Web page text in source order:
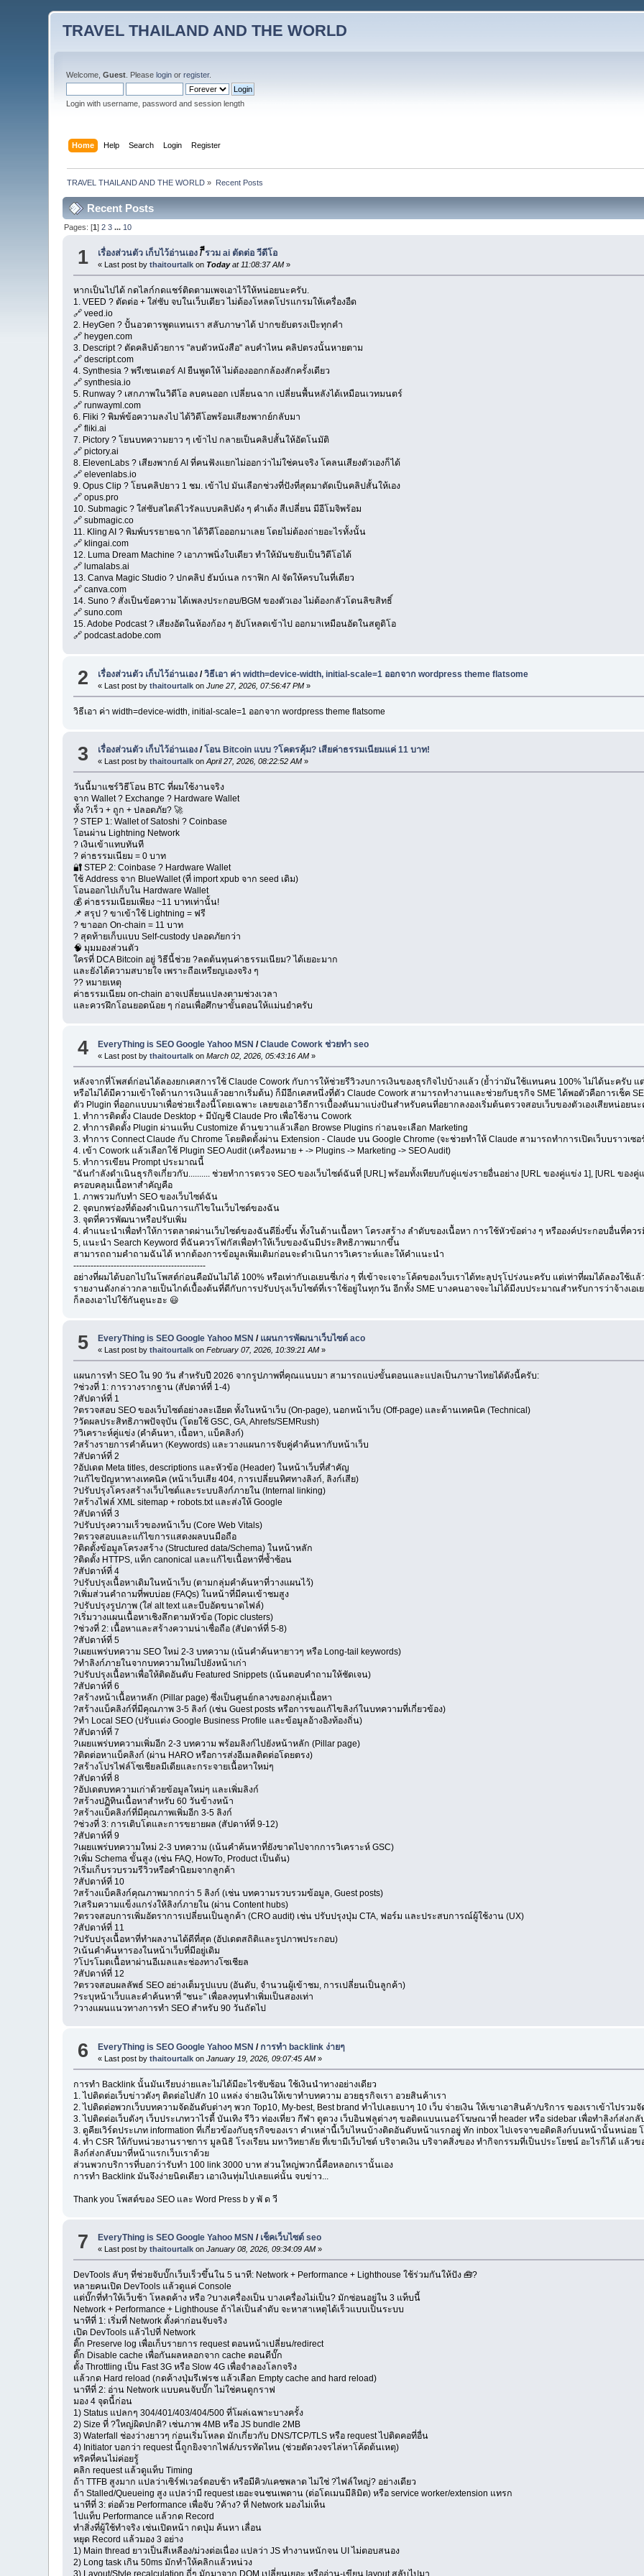
TRAVEL THAILAND AND THE WORLD
Welcome,Guest . Pleaselogin orregister.
Login with username, password and session length
Home Help Search Login Register
TRAVEL THAILAND AND THE WORLD » Recent Posts
Recent Posts
Pages: [1]2 3 ... 10
1 เรื่องส่วนตัว เก็บไว้อ่านเอง /ีีรวม ai ตัดต่อ วีดีโอ
« Last post bythaitourtalk on Todayat 11:08:37 AM »
หากเป็นไปได้ กดไลก์กดแชร์ติดตามเพจเอาไว้ให้หน่อยนะครับ.
1. VEED ? ตัดต่อ + ใส่ซับ จบในเว็บเดียว ไม่ต้องโหลดโปรแกรมให้เครื่องอืด
🔗 veed.io
2. HeyGen ? ปั้นอวตารพูดแทนเรา สลับภาษาได้ ปากขยับตรงเป๊ะทุกคำ
🔗 heygen.com
3. Descript ? ตัดคลิปด้วยการ "ลบตัวหนังสือ" ลบคำไหน คลิปตรงนั้นหายตาม
🔗 descript.com
4. Synthesia ? พรีเซนเตอร์ AI ยืนพูดให้ ไม่ต้องออกกล้องสักครั้งเดียว
🔗 synthesia.io
5. Runway ? เสกภาพในวิดีโอ ลบคนออก เปลี่ยนฉาก เปลี่ยนพื้นหลังได้เหมือนเวทมนตร์
🔗 runwayml.com
6. Fliki ? พิมพ์ข้อความลงไป ได้วิดีโอพร้อมเสียงพากย์กลับมา
🔗 fliki.ai
7. Pictory ? โยนบทความยาว ๆ เข้าไป กลายเป็นคลิปสั้นให้อัตโนมัติ
🔗 pictory.ai
8. ElevenLabs ? เสียงพากย์ AI ที่คนฟังแยกไม่ออกว่าไม่ใช่คนจริง โคลนเสียงตัวเองก็ได้
🔗 elevenlabs.io
9. Opus Clip ? โยนคลิปยาว 1 ชม. เข้าไป มันเลือกช่วงที่ปังที่สุดมาตัดเป็นคลิปสั้นให้เอง
🔗 opus.pro
10. Submagic ? ใส่ซับสไตล์ไวรัลแบบคลิปดัง ๆ คำเด้ง สีเปลี่ยน มีอีโมจิพร้อม
🔗 submagic.co
11. Kling AI ? พิมพ์บรรยายฉาก ได้วิดีโอออกมาเลย โดยไม่ต้องถ่ายอะไรทั้งนั้น
🔗 klingai.com
12. Luma Dream Machine ? เอาภาพนิ่งใบเดียว ทำให้มันขยับเป็นวิดีโอได้
🔗 lumalabs.ai
13. Canva Magic Studio ? ปกคลิป ธัมบ์เนล กราฟิก AI จัดให้ครบในที่เดียว
🔗 canva.com
14. Suno ? สั่งเป็นข้อความ ได้เพลงประกอบ/BGM ของตัวเอง ไม่ต้องกลัวโดนลิขสิทธิ์
🔗 suno.com
15. Adobe Podcast ? เสียงอัดในห้องก้อง ๆ อัปโหลดเข้าไป ออกมาเหมือนอัดในสตูดิโอ
🔗 podcast.adobe.com
2 เรื่องส่วนตัว เก็บไว้อ่านเอง /วิธีเอา ค่า width=device-width, initial-scale=1 ออกจาก wordpress theme flatsome
« Last post bythaitourtalk on June 27, 2026, 07:56:47 PM »
วิธีเอา ค่า width=device-width, initial-scale=1 ออกจาก wordpress theme flatsome
3 เรื่องส่วนตัว เก็บไว้อ่านเอง /โอน Bitcoin แบบ ?โคตรคุ้ม? เสียค่าธรรมเนียมแค่ 11 บาท!
« Last post bythaitourtalk on April 27, 2026, 08:22:52 AM »
วันนี้มาแชร์วิธีโอน BTC ที่ผมใช้งานจริง
จาก Wallet ? Exchange ? Hardware Wallet
ทั้ง ?เร็ว + ถูก + ปลอดภัย? 🚀
? STEP 1: Wallet of Satoshi ? Coinbase
โอนผ่าน Lightning Network
? เงินเข้าแทบทันที
? ค่าธรรมเนียม = 0 บาท
🔐 STEP 2: Coinbase ? Hardware Wallet
ใช้ Address จาก BlueWallet (ที่ import xpub จาก seed เดิม)
โอนออกไปเก็บใน Hardware Wallet
💰 ค่าธรรมเนียมเพียง ~11 บาทเท่านั้น!
📌 สรุป ? ขาเข้าใช้ Lightning = ฟรี
? ขาออก On-chain = 11 บาท
? สุดท้ายเก็บแบบ Self-custody ปลอดภัยกว่า
🧠 มุมมองส่วนตัว
ใครที่ DCA Bitcoin อยู่ วิธีนี้ช่วย ?ลดต้นทุนค่าธรรมเนียม? ได้เยอะมาก
และยังได้ความสบายใจ เพราะถือเหรียญเองจริง ๆ
?? หมายเหตุ
ค่าธรรมเนียม on-chain อาจเปลี่ยนแปลงตามช่วงเวลา
และควรฝึกโอนยอดน้อย ๆ ก่อนเพื่อศึกษาขั้นตอนให้แม่นยำครับ
4 EveryThing is SEO Google Yahoo MSN /Claude Cowork ช่วยทำ seo
« Last post bythaitourtalk on March 02, 2026, 05:43:16 AM »
หลังจากที่โพสต์ก่อนได้ลองยกเคสการใช้ Claude Cowork กับการให้ช่วยรีวิวงบการเงินของธุรกิจไปบ้างแล้ว (ย้ำว่ามันใช้แทนคน 100% ไม่ได้นะครับ
หรือไม่ได้มีความเข้าใจด้านการเงินแล้วอยากเริ่มต้น) ก็มีอีกเคสหนึ่งที่ตัว Claude Cowork สามารถทำงานและช่วยกับธุรกิจ SME ได้พอตัวคือการเช็ค
ตัว Plugin ที่ออกแบบมาเพื่อช่วยเรื่องนี้โดยเฉพาะ เลยขอเอาวิธีการเบื้องตันมาแบ่งปันสำหรับคนที่อยากลงองเริ่มต้นตรวจสอบเว็บของตัวเองเสียหน่อยนะ
1. ทำการติดตั้ง Claude Desktop + มีบัญชี Claude Pro เพื่อใช้งาน Cowork
2. ทำการติดตั้ง Plugin ผ่านแท็บ Customize ด้านขวาแล้วเลือก Browse Plugins ก่าอนจะเลือก Marketing
3. ทำการ Connect Claude กับ Chrome โดยติดตั้งผ่าน Extension - Claude บน Google Chrome (จะช่วยทำให้ Claude สามารถทำการเปิดเว็บบราวเซ
4. เข้า Cowork แล้วเลือกใช้ Plugin SEO Audit (เครื่องหมาย + -> Plugins -> Marketing -> SEO Audit)
5. ทำการเขียน Prompt ประมาณนี้
"ฉันกำลังดำเนินธุรกิจเกี่ยวกับ.......... ช่วยทำการตรวจ SEO ของเว็บไซต์ฉันที่ [URL] พร้อมทั้งเทียบกับคู่แข่งรายอื่นอย่าง [URL ของคู่แข่ง 1], [URL ของ
ครอบคลุมเนื้อหาสำคัญคือ
1. ภาพรวมกับทำ SEO ของเว็บไซต์ฉัน
2. จุดบกพร่องที่ต้องดำเนินการแก้ไขในเว็บไซต์ของฉัน
3. จุดที่ควรพัฒนาหรือปรับเพิ่ม
4. คำแนะนำเพื่อทำให้การตลาดผ่านเว็บไซต์ของฉันดียิ่งขึ้น ทั้งในด้านเนื้อหา โครงสร้าง ลำดับของเนื้อหา การใช้หัวข้อต่าง ๆ หรือองค์ประกอบอื่นที่ควร
5, แนะนำ Search Keyword ที่ฉันควรโฟกัสเพื่อทำให้เว็บของฉันมีประสิทธิภาพมากขึ้น
สามารถถามคำถามฉันได้ หากต้องการข้อมูลเพิ่มเติมก่อนจะดำเนินการวิเคราะห์และให้คำแนะนำ
----------------------------------------------
อย่างที่ผมได้บอกไปในโพสต์ก่อนคือมันไม่ได้ 100% หรือเท่ากับเอเยนซี่เก่ง ๆ ที่เข้าจะเจาะโค้ดของเว็บเราได้ทะลุปรุโปร่งนะครับ แต่เท่าที่ผมได้ลองใ
รายงานดังกล่าวกลายเป็นไกด์เบื้องต้นที่ดีกับการปรับปรุงเว็บไซต์ที่เราใช้อยู่ในทุกวัน อีกทั้ง SME บางคนอาจจะไม่ได้มีงบประมาณสำหรับการว่าจ้างเอ
ก็ลองเอาไปใช้กันดูนะฮะ 😃
5 EveryThing is SEO Google Yahoo MSN / แผนการพัฒนาเว็บไซต์ aco
« Last post bythaitourtalk on February 07, 2026, 10:39:21 AM »
แผนการทำ SEO ใน 90 วัน สำหรับปี 2026 จากรูปภาพที่คุณแนบมา สามารถแบ่งขั้นตอนและแปลเป็นภาษาไทยได้ดังนี้ครับ:
?ช่วงที่ 1: การวางรากฐาน (สัปดาห์ที่ 1-4)
?สัปดาห์ที่ 1
?ตรวจสอบ SEO ของเว็บไซต์อย่างละเอียด ทั้งในหน้าเว็บ (On-page), นอกหน้าเว็บ (Off-page) และด้านเทคนิค (Technical)
?วัดผลประสิทธิภาพปัจจุบัน (โดยใช้ GSC, GA, Ahrefs/SEMRush)
?วิเคราะห์คู่แข่ง (คำค้นหา, เนื้อหา, แบ็คลิงก์)
?สร้างรายการคำค้นหา (Keywords) และวางแผนการจับคู่คำค้นหากับหน้าเว็บ
?สัปดาห์ที่ 2
?อัปเดต Meta titles, descriptions และหัวข้อ (Header) ในหน้าเว็บที่สำคัญ
?แก้ไขปัญหาทางเทคนิค (หน้าเว็บเสีย 404, การเปลี่ยนทิศทางลิงก์, ลิงก์เสีย)
?ปรับปรุงโครงสร้างเว็บไซต์และระบบลิงก์ภายใน (Internal linking)
?สร้างไฟล์ XML sitemap + robots.txt และส่งให้ Google
?สัปดาห์ที่ 3
?ปรับปรุงความเร็วของหน้าเว็บ (Core Web Vitals)
?ตรวจสอบและแก้ไขการแสดงผลบนมือถือ
?ติดตั้งข้อมูลโครงสร้าง (Structured data/Schema) ในหน้าหลัก
?ติดตั้ง HTTPS, แท็ก canonical และแก้ไขเนื้อหาที่ซ้ำซ้อน
?สัปดาห์ที่ 4
?ปรับปรุงเนื้อหาเดิมในหน้าเว็บ (ตามกลุ่มคำค้นหาที่วางแผนไว้)
?เพิ่มส่วนคำถามที่พบบ่อย (FAQs) ในหน้าที่มีคนเข้าชมสูง
?ปรับปรุงรูปภาพ (ใส่ alt text และบีบอัดขนาดไฟล์)
?เริ่มวางแผนเนื้อหาเชิงลึกตามหัวข้อ (Topic clusters)
?ช่วงที่ 2: เนื้อหาและสร้างความน่าเชื่อถือ (สัปดาห์ที่ 5-8)
?สัปดาห์ที่ 5
?เผยแพร่บทความ SEO ใหม่ 2-3 บทความ (เน้นคำค้นหายาวๆ หรือ Long-tail keywords)
?ทำลิงก์ภายในจากบทความใหม่ไปยังหน้าเก่า
?ปรับปรุงเนื้อหาเพื่อให้ติดอันดับ Featured Snippets (เน้นตอบคำถามให้ชัดเจน)
?สัปดาห์ที่ 6
?สร้างหน้าเนื้อหาหลัก (Pillar page) ซึ่งเป็นศูนย์กลางของกลุ่มเนื้อหา
?สร้างแบ็คลิงก์ที่มีคุณภาพ 3-5 ลิงก์ (เช่น Guest posts หรือการขอแก้ไขลิงก์ในบทความที่เกี่ยวข้อง)
?ทำ Local SEO (ปรับแต่ง Google Business Profile และข้อมูลอ้างอิงท้องถิ่น)
?สัปดาห์ที่ 7
?เผยแพร่บทความเพิ่มอีก 2-3 บทความ พร้อมลิงก์ไปยังหน้าหลัก (Pillar page)
?ติดต่อหาแบ็คลิงก์ (ผ่าน HARO หรือการส่งอีเมลติดต่อโดยตรง)
?สร้างโปรไฟล์โซเชียลมีเดียและกระจายเนื้อหาใหม่ๆ
?สัปดาห์ที่ 8
?อัปเดตบทความเก่าด้วยข้อมูลใหม่ๆ และเพิ่มลิงก์
?สร้างปฏิทินเนื้อหาสำหรับ 60 วันข้างหน้า
?สร้างแบ็คลิงก์ที่มีคุณภาพเพิ่มอีก 3-5 ลิงก์
?ช่วงที่ 3: การเติบโตและการขยายผล (สัปดาห์ที่ 9-12)
?สัปดาห์ที่ 9
?เผยแพร่บทความใหม่ 2-3 บทความ (เน้นคำค้นหาที่ยังขาดไปจากการวิเคราะห์ GSC)
?เพิ่ม Schema ขั้นสูง (เช่น FAQ, HowTo, Product เป็นต้น)
?เริ่มเก็บรวบรวมรีวิวหรือคำนิยมจากลูกค้า
?สัปดาห์ที่ 10
?สร้างแบ็คลิงก์คุณภาพมากกว่า 5 ลิงก์ (เช่น บทความรวบรวมข้อมูล, Guest posts)
?เสริมความแข็งแกร่งให้ลิงก์ภายใน (ผ่าน Content hubs)
?ตรวจสอบการเพิ่มอัตราการเปลี่ยนเป็นลูกค้า (CRO audit) เช่น ปรับปรุงปุ่ม CTA, ฟอร์ม และประสบการณ์ผู้ใช้งาน (UX)
?สัปดาห์ที่ 11
?ปรับปรุงเนื้อหาที่ทำผลงานได้ดีที่สุด (อัปเดตสถิติและรูปภาพประกอบ)
?เน้นคำค้นหารองในหน้าเว็บที่มีอยู่เดิม
?โปรโมตเนื้อหาผ่านอีเมลและช่องทางโซเชียล
?สัปดาห์ที่ 12
?ตรวจสอบผลลัพธ์ SEO อย่างเต็มรูปแบบ (อันดับ, จำนวนผู้เข้าชม, การเปลี่ยนเป็นลูกค้า)
?ระบุหน้าเว็บและคำค้นหาที่ "ชนะ" เพื่อลงทุนทำเพิ่มเป็นสองเท่า
?วางแผนแนวทางการทำ SEO สำหรับ 90 วันถัดไป
6 EveryThing is SEO Google Yahoo MSN / การทำ backlink ง่ายๆ
« Last post bythaitourtalk on January 19, 2026, 09:07:45 AM »
การทำ Backlink นั้นมันเรียบง่ายและไม่ได้มีอะไรซับซ้อน ใช้เงินนำทางอย่างเดียว
1. ไปติดต่อเว็บข่าวดังๆ ติดต่อไปสัก 10 แหล่ง จ่ายเงินให้เขาทำบทความ อวยธุรกิจเรา อวยสินค้าเรา
2. ไปติดต่อพวกเว็บบทความจัดอันดับต่างๆ พวก Top10, My-best, Best brand ทำไปเลยเบาๆ 10 เว็บ จ่ายเงิน ให้เขาเอาสินค้า/บริการ ของเราเข้าไปรวม
3. ไปติดต่อเว็บดังๆ เว็บประเภทวาไรตี้ บันเทิง รีวิว ท่องเที่ยว กีฬา ดูดวง เว็บอินฟลูต่างๆ ขอติดแบนเนอร์โฆษณาที่ header หรือ sidebar เพื่อทำลิงก์ส่งกลั
3. ดูคียเวิร์ดประเภท information ที่เกี่ยวข้องกับธุรกิจของเรา คำเหล่านี้เว็บไหนบ้างติดอันดับหน้าแรกอยูุ่ ทัก inbox ไปเจรจาขอติดลิงก์บนหน้านั้นหน่อย
4. ทำ CSR ให้กับหน่วยงานราชการ มูลนิธิ โรงเรียน มหาวิทยาลัย ที่เขามีเว็บไซต์ บริจาคเงิน บริจาคสิ่งของ ทำกิจกรรมที่เป็นประโยชน์ อะไรก็ได้ แล้
ลิงก์ส่งกลับมาที่หน้าแรกเว็บเราด้วย
ส่วนพวกบริการที่บอกว่ารับทำ 100 link 3000 บาท ส่วนใหญ่พวกนี้คือหลอกเรานั้นเอง
การทำ Backlink มันจึงง่ายนิดเดียว เอาเงินทุ่มไปเลยแค่นั้น จบข่าว...
Thank you โพสต์ของ SEO และ Word Press b y พั ด วี
7 EveryThing is SEO Google Yahoo MSN / เช็คเว็บไซต์ seo
« Last post bythaitourtalk on January 08, 2026, 09:34:09 AM »
DevTools ลับๆ ที่ช่วยจับบั๊กเว็บเร็วขึ้นใน 5 นาที: Network + Performance + Lighthouse ใช้ร่วมกันให้ปัง 🧰?
หลายคนเปิด DevTools แล้วดูแค่ Console
แต่บั๊กที่ทำให้เว็บช้า โหลดค้าง หรือ ?บางเครื่องเป็น บางเครื่องไม่เป็น? มักซ่อนอยู่ใน 3 แท็บนี้
Network + Performance + Lighthouse ถ้าไล่เป็นลำดับ จะหาสาเหตุได้เร็วแบบเป็นระบบ
นาทีที่ 1: เริ่มที่ Network ตั้งค่าก่อนจับจริง
เปิด DevTools แล้วไปที่ Network
ติ๊ก Preserve log เพื่อเก็บรายการ request ตอนหน้าเปลี่ยน/redirect
ติ๊ก Disable cache เพื่อกันผลหลอกจาก cache ตอนดีบั๊ก
ตั้ง Throttling เป็น Fast 3G หรือ Slow 4G เพื่อจำลองโลกจริง
แล้วกด Hard reload (กดค้างปุ่มรีเฟรช แล้วเลือก Empty cache and hard reload)
นาทีที่ 2: อ่าน Network แบบคนจับบั๊ก ไม่ใช่คนดูกราฟ
มอง 4 จุดนี้ก่อน
1) Status แปลกๆ 304/401/403/404/500 ที่โผล่เฉพาะบางครั้ง
2) Size ที่ ?ใหญ่ผิดปกติ? เช่นภาพ 4MB หรือ JS bundle 2MB
3) Waterfall ช่องว่างยาวๆ ก่อนเริ่มโหลด มักเกี่ยวกับ DNS/TCP/TLS หรือ request ไปติดคอที่อื่น
4) Initiator บอกว่า request นี้ถูกยิงจากไฟล์/บรรทัดไหน (ช่วยตัดวงจรไล่หาโค้ดต้นเหตุ)
ทริคที่คนไม่ค่อยรู้
คลิก request แล้วดูแท็บ Timing
ถ้า TTFB สูงมาก แปลว่าเซิร์ฟเวอร์ตอบช้า หรือมีคิว/แคชพลาด ไม่ใช่ ?ไฟล์ใหญ่? อย่างเดียว
ถ้า Stalled/Queueing สูง แปลว่ามี request เยอะจนชนเพดาน (ต่อโดเมนมีลิมิต) หรือ service worker/extension แทรก
นาทีที่ 3: ต่อด้วย Performance เพื่อจับ ?ค้าง? ที่ Network มองไม่เห็น
ไปแท็บ Performance แล้วกด Record
ทำสิ่งที่ผู้ใช้ทำจริง เช่นเปิดหน้า กดปุ่ม ค้นหา เลื่อน
หยุด Record แล้วมอง 3 อย่าง
1) Main thread ยาวเป็นสีเหลือง/ม่วงต่อเนื่อง แปลว่า JS ทำงานหนักจน UI ไม่ตอบสนอง
2) Long task เกิน 50ms มักทำให้คลิกแล้วหน่วง
3) Layout/Style recalculation ถี่ๆ มักมาจาก DOM เปลี่ยนเยอะ หรืออ่าน-เขียน layout สลับไปมา